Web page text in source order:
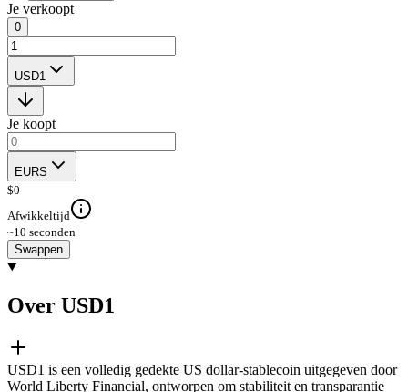
Je verkoopt
0
USD1
Je koopt
EURS
$0
Afwikkeltijd
~10 seconden
Swappen
Over USD1
USD1 is een volledig gedekte US dollar-stablecoin uitgegeven door
World Liberty Financial, ontworpen om stabiliteit en transparantie